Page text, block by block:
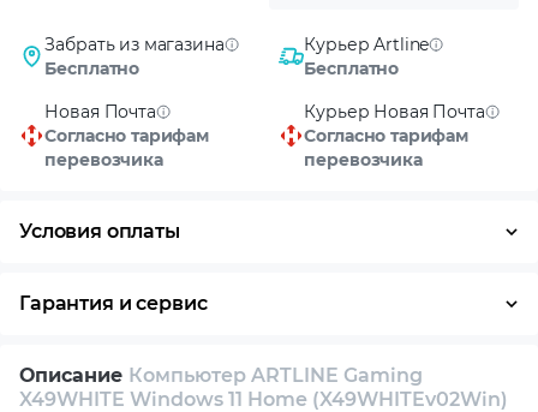
Забрать из магазина
Бесплатно
Курьер Artline
Бесплатно
Новая Почта
Согласно тарифам
перевозчика
Курьер Новая Почта
Согласно тарифам
перевозчика
Условия оплаты
Гарантия и сервис
Возврат и обмен в течение 14 дней
Описание Компьютер ARTLINE Gaming
X49WHITE Windows 11 Home (X49WHITEv02Win)